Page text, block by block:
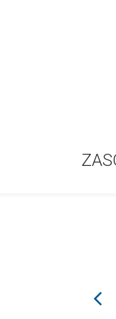
prev